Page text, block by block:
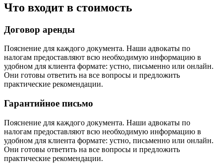
Что входит в стоимость
Договор аренды
Пояснение для каждого документа. Наши адвокаты по
налогам предоставляют всю необходимую информацию в
удобном для клиента формате: устно, письменно или онлайн.
Они готовы ответить на все вопросы и предложить
практические рекомендации.
Гарантийное письмо
Пояснение для каждого документа. Наши адвокаты по
налогам предоставляют всю необходимую информацию в
удобном для клиента формате: устно, письменно или онлайн.
Они готовы ответить на все вопросы и предложить
практические рекомендации.